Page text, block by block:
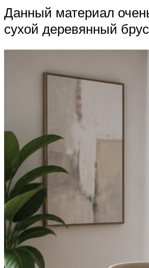
Данный материал
сухой деревянный